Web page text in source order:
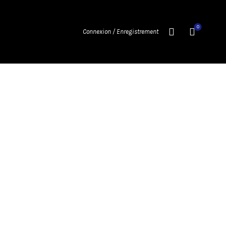
Connexion / Enregistrement
0